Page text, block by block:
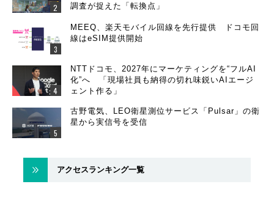
調査が捉えた「転換点」
MEEQ、楽天モバイル回線を先行提供 ドコモ回
線はeSIM提供開始
NTTドコモ、2027年にマーケティングを“フルAI
化”へ 「現場社員も納得の切れ味鋭いAIエージ
ェント作る」
古野電気、LEO衛星測位サービス「Pulsar」の衛
星から実信号を受信
アクセスランキング一覧